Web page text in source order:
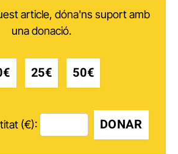
article, dóna'ns suport amb
una donació.
25€ 50€
(€): DONAR